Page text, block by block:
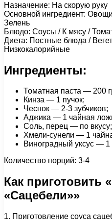
Назначение: На скорую руку
Основной ингредиент:
Зелень
Блюдо: Соусы / К мясу /
Диета: Постные блюда /
Низкокалорийные
Ингредиенты:
Томатная паста — 200
Кинза — 1 пучок;
Чеснок — 2-3 зубчиков;
Аджика — 1 чайная
Соль, перец — по вкусу;
Хмели-сунели — 1
Виноградный уксус — 1
Количество порций: 3-4
Как приготовить
«Сацебели»»
1. Приготовление соуса